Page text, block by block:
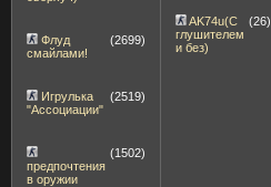
Флуд
смайлами!
(2699)
Игрулька
"Ассоциации"
(2519)
предпочтения
в оружии
(1502)
AK74u(С
глушителем
и без)
(26)